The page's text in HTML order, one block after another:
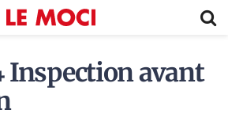
Inspection avant